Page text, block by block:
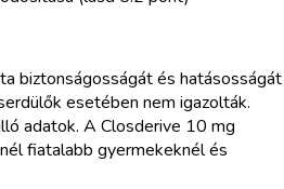
biztonságosságát és hatásosságát
esetében nem igazolták.
adatok. A Closderive 10 mg
fiatalabb gyermekeknél és